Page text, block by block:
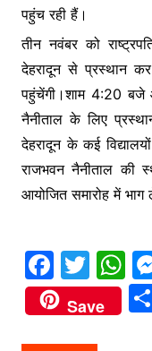
o
o
k
p
पहुंच रही हैं।
तीन नवंबर को
देहरादून से प्रस्थान कर
पहुंचेंगी।शाम 4:20 बजे
नैनीताल के लिए
देहरादून के कई
राजभवन नैनीताल की
आयोजित समारोह में भाग
F
a
c
T
w
itt
W
h
at
Save